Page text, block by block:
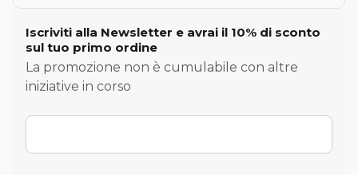
Iscriviti alla Newsletter e avrai il 10% di sconto
sul tuo primo ordine
La promozione non è cumulabile con altre
iniziative in corso